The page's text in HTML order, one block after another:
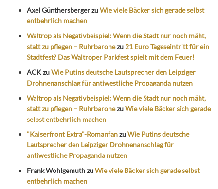
Axel GünthersbergerzuWie viele Bäcker sich gerade selbst
entbehrlich machen
Waltrop als Negativbeispiel: Wenn die Stadt nur noch mäht,
statt zu pflegen – Ruhrbaronezu 21 Euro Tageseintritt für ein
Stadtfest? Das Waltroper Parkfest spielt mit dem Feuer!
ACKzuWie Putins deutsche Lautsprecher den Leipziger
Drohnenanschlag für antiwestliche Propaganda nutzen
Waltrop als Negativbeispiel: Wenn die Stadt nur noch mäht,
statt zu pflegen – RuhrbaronezuWie viele Bäcker sich gerade
selbst entbehrlich machen
"Kaiserfront Extra"-RomanfanzuWie Putins deutsche
Lautsprecher den Leipziger Drohnenanschlag für
antiwestliche Propaganda nutzen
Frank WohlgemuthzuWie viele Bäcker sich gerade selbst
entbehrlich machen